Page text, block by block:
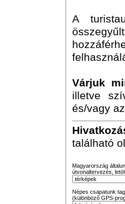
A
Várjuk
illetve
és/vagy
található
Magyarország
útvonaltervezés,
Népes csapatunk
(különböző GPS-